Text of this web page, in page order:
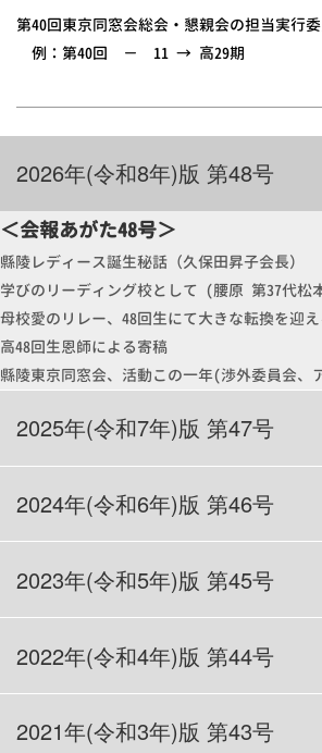
第40回東京同窓会総会・懇親会の担当実行
例：第40回 − 11 → 高29期
2026年(令和8年)版 第48号
＜会報あがた48号＞
縣陵レディース誕生秘話（久保田昇子会長）
学びのリーディング校として (腰原 第37代松
母校愛のリレー、48回生にて大きな転換を迎
高48回生恩師による寄稿
縣陵東京同窓会、活動この一年(渉外委員会
2025年(令和7年)版 第47号
2024年(令和6年)版 第46号
2023年(令和5年)版 第45号
2022年(令和4年)版 第44号
2021年(令和3年)版 第43号